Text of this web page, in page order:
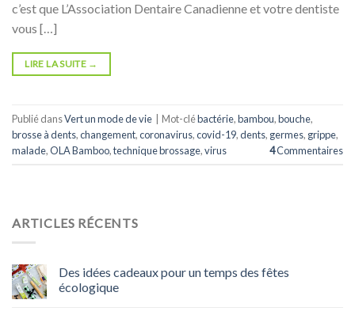
c’est que L’Association Dentaire Canadienne et votre dentiste
vous […]
LIRE LA SUITE →
Publié dansVert un mode de vie Mot-clébactérie,bambou,bouche,
brosse à dents,changement,coronavirus,covid-19,dents, germes, grippe,
malade,OLA Bamboo,technique brossage,virus 4Commentaires
ARTICLES RÉCENTS
Des idées cadeaux pour un temps des fêtes
écologique